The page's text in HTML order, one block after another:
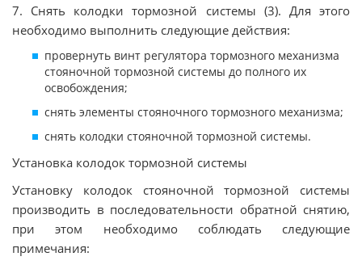
7. Снять колодки тормозной системы (3). Для этого
необходимо выполнить следующие действия:
провернуть винт регулятора тормозного механизма
стояночной тормозной системы до полного их
освобождения;
снять элементы стояночного тормозного механизма;
снять колодки стояночной тормозной системы.
Установка колодок тормозной системы
Установку колодок стояночной тормозной системы
производить в последовательности обратной снятию,
при этом необходимо соблюдать следующие
примечания: